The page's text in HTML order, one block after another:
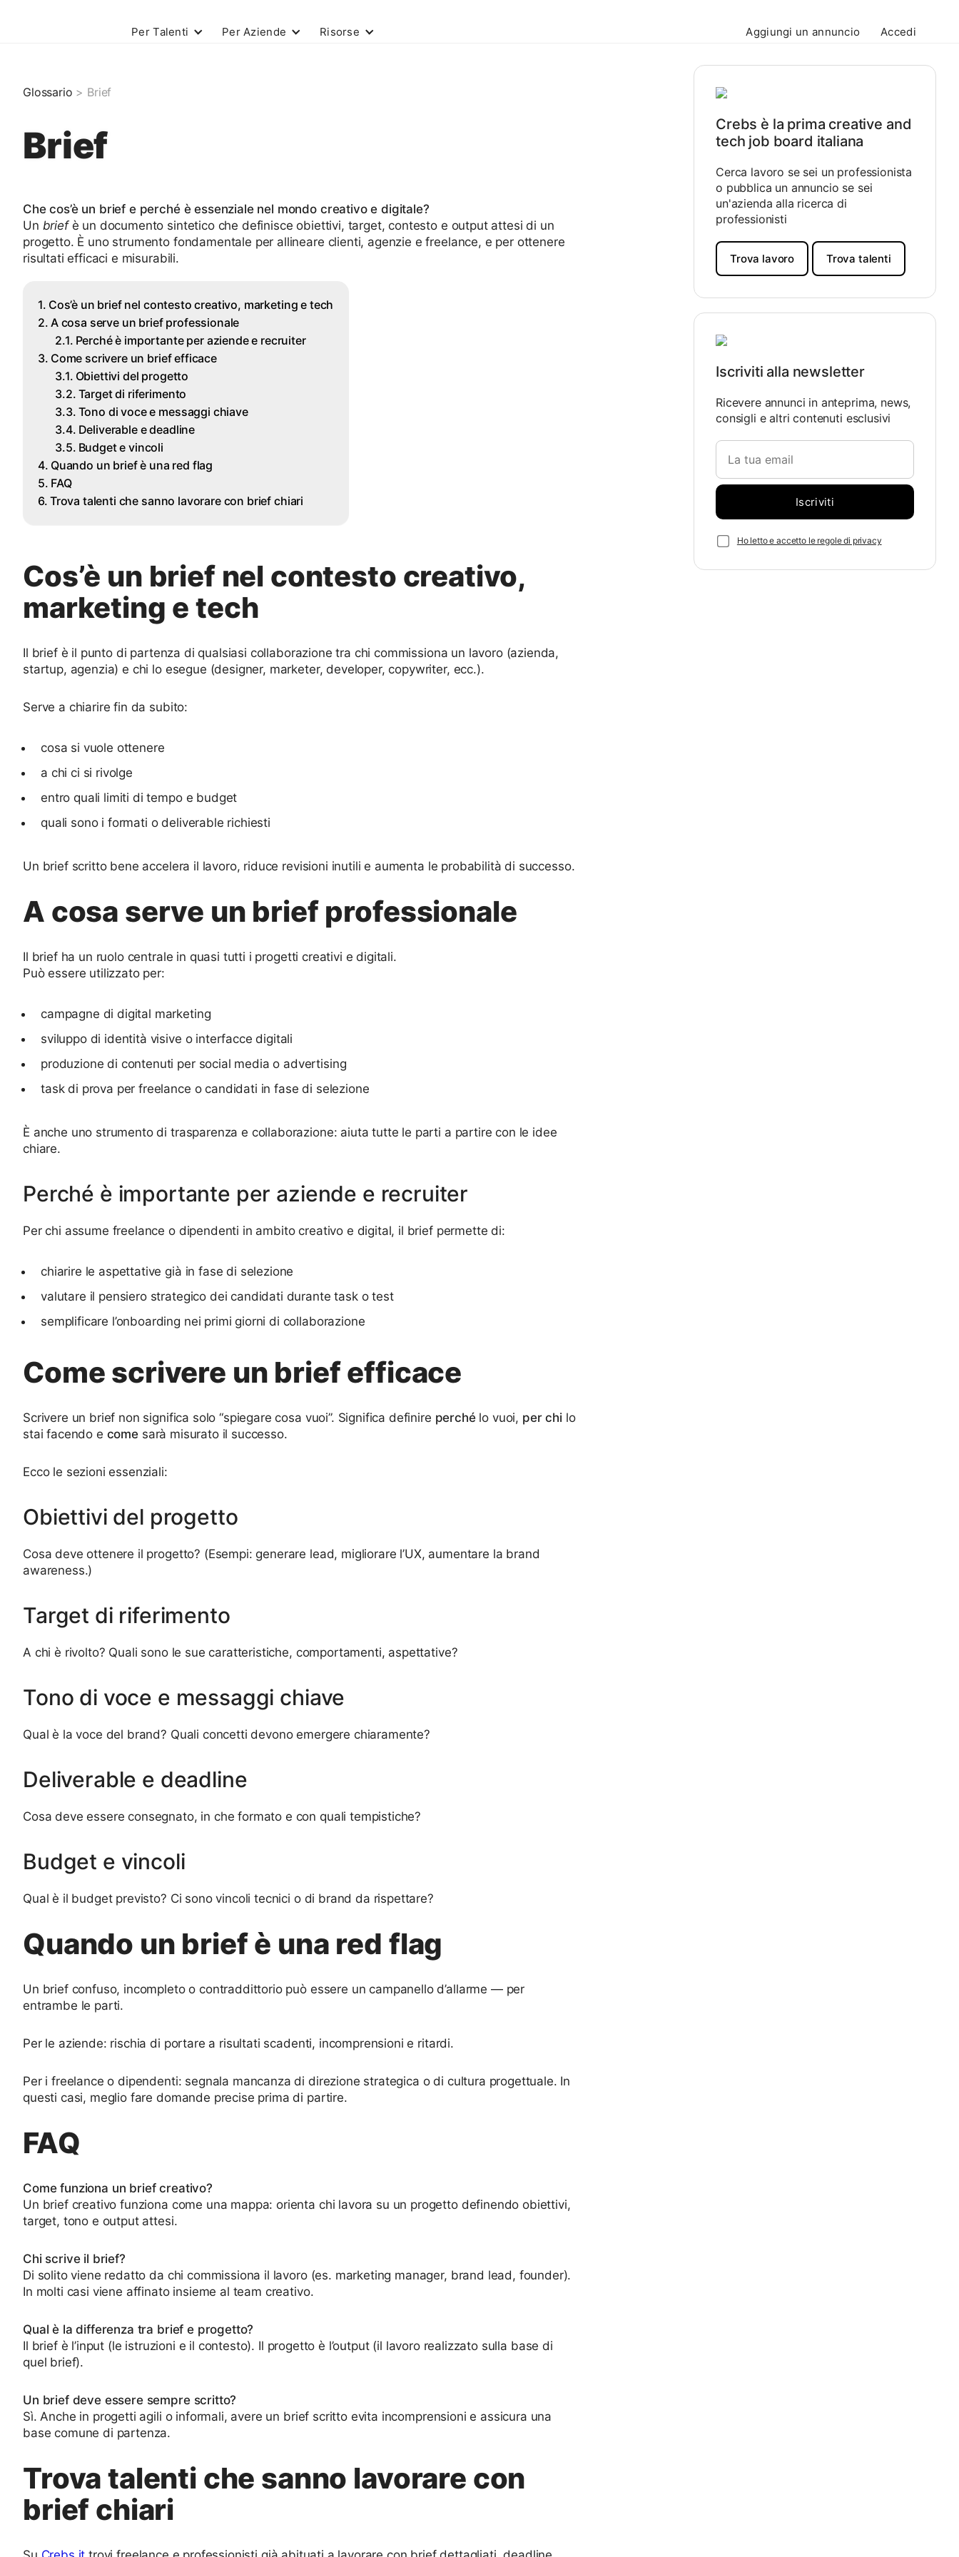
Per Talenti Per Aziende Risorse Aggiungi un annuncio Accedi
Glossario > Brief
Brief
Che cos’è un brief e perché è essenziale nel mondo creativo e digitale?
Un briefè un documento sintetico che definisce obiettivi, target, contesto e output attesi di un
progetto. È uno strumento fondamentale per allineare clienti, agenzie e freelance, e per ottenere
risultati efficaci e misurabili.
Cos’è un brief nel contesto creativo, marketing e tech
A cosa serve un brief professionale
Perché è importante per aziende e recruiter
Come scrivere un brief efficace
Obiettivi del progetto
Target di riferimento
Tono di voce e messaggi chiave
Deliverable e deadline
Budget e vincoli
Quando un brief è una red flag
FAQ
Trova talenti che sanno lavorare con brief chiari
Cos’è un brief nel contesto creativo,
marketing e tech
Il brief è il punto di partenza di qualsiasi collaborazione tra chi commissiona un lavoro (azienda,
startup, agenzia) e chi lo esegue (designer, marketer, developer, copywriter, ecc.).
Serve a chiarire fin da subito:
cosa si vuole ottenere
a chi ci si rivolge
entro quali limiti di tempo e budget
quali sono i formati o deliverable richiesti
Un brief scritto bene accelera il lavoro, riduce revisioni inutili e aumenta le probabilità di successo.
A cosa serve un brief professionale
Il brief ha un ruolo centrale in quasi tutti i progetti creativi e digitali.
Può essere utilizzato per:
campagne di digital marketing
sviluppo di identità visive o interfacce digitali
produzione di contenuti per social media o advertising
task di prova per freelance o candidati in fase di selezione
È anche uno strumento di trasparenza e collaborazione: aiuta tutte le parti a partire con le idee
chiare.
Perché è importante per aziende e recruiter
Per chi assume freelance o dipendenti in ambito creativo e digital, il brief permette di:
chiarire le aspettative già in fase di selezione
valutare il pensiero strategico dei candidati durante task o test
semplificare l’onboarding nei primi giorni di collaborazione
Come scrivere un brief efficace
Scrivere un brief non significa solo “spiegare cosa vuoi”. Significa definire perchélo vuoi, per chilo
stai facendo e comesarà misurato il successo.
Ecco le sezioni essenziali:
Obiettivi del progetto
Cosa deve ottenere il progetto? (Esempi: generare lead, migliorare l’UX, aumentare la brand
awareness.)
Target di riferimento
A chi è rivolto? Quali sono le sue caratteristiche, comportamenti, aspettative?
Tono di voce e messaggi chiave
Qual è la voce del brand? Quali concetti devono emergere chiaramente?
Deliverable e deadline
Cosa deve essere consegnato, in che formato e con quali tempistiche?
Budget e vincoli
Qual è il budget previsto? Ci sono vincoli tecnici o di brand da rispettare?
Quando un brief è una red flag
Un brief confuso, incompleto o contraddittorio può essere un campanello d’allarme — per
entrambe le parti.
Per le aziende: rischia di portare a risultati scadenti, incomprensioni e ritardi.
Per i freelance o dipendenti: segnala mancanza di direzione strategica o di cultura progettuale. In
questi casi, meglio fare domande precise prima di partire.
FAQ
Come funziona un brief creativo?
Un brief creativo funziona come una mappa: orienta chi lavora su un progetto definendo obiettivi,
target, tono e output attesi.
Chi scrive il brief?
Di solito viene redatto da chi commissiona il lavoro (es. marketing manager, brand lead, founder).
In molti casi viene affinato insieme al team creativo.
Qual è la differenza tra brief e progetto?
Il brief è l’input (le istruzioni e il contesto). Il progetto è l’output (il lavoro realizzato sulla base di
quel brief).
Un brief deve essere sempre scritto?
Sì. Anche in progetti agili o informali, avere un brief scritto evita incomprensioni e assicura una
base comune di partenza.
Trova talenti che sanno lavorare con
brief chiari
Crebs è la prima creative and
tech job board italiana
Cerca lavoro se sei un professionista
o pubblica un annuncio se sei
un'azienda alla ricerca di
professionisti
Trova lavoro Trova talenti
Iscriviti alla newsletter
Ricevere annunci in anteprima, news,
consigli e altri contenuti esclusivi
Ho letto e accetto le regole di privacy